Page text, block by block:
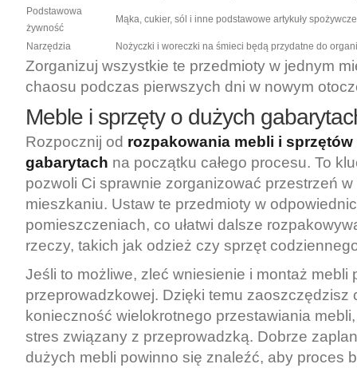
Podstawowa
żywność
Mąka, cukier, sól i inne podstawowe artykuły
Narzędzia Nożyczki i woreczki na śmieci będą przydatne do
Zorganizuj wszystkie te przedmioty w jednym
chaosu podczas pierwszych dni w nowym
Meble i sprzęty o dużych
Rozpocznij od rozpakowania mebli i
gabarytach na początku całego procesu. To
pozwoli Ci sprawnie zorganizować przestrzeń
mieszkaniu. Ustaw te przedmioty w
pomieszczeniach, co ułatwi dalsze
rzeczy, takich jak odzież czy sprzęt
Jeśli to możliwe, zleć wniesienie i montaż mebli
przeprowadzkowej. Dzięki temu zaoszczędzisz
konieczność wielokrotnego przestawiania
stres związany z przeprowadzką. Dobrze
dużych mebli powinno się znaleźć, aby proces